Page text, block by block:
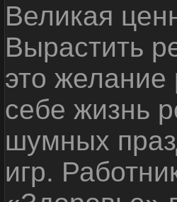
Великая
Вырастить
это желание
себе жизнь
шумных
игр.